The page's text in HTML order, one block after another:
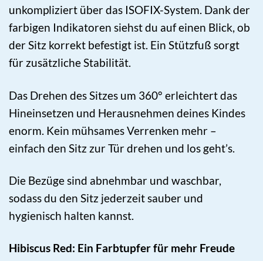
unkompliziert über das ISOFIX-System. Dank der
farbigen Indikatoren siehst du auf einen Blick, ob
der Sitz korrekt befestigt ist. Ein Stützfuß sorgt
für zusätzliche Stabilität.
Das Drehen des Sitzes um 360° erleichtert das
Hineinsetzen und Herausnehmen deines Kindes
enorm. Kein mühsames Verrenken mehr –
einfach den Sitz zur Tür drehen und los geht’s.
Die Bezüge sind abnehmbar und waschbar,
sodass du den Sitz jederzeit sauber und
hygienisch halten kannst.
Hibiscus Red: Ein Farbtupfer für mehr Freude